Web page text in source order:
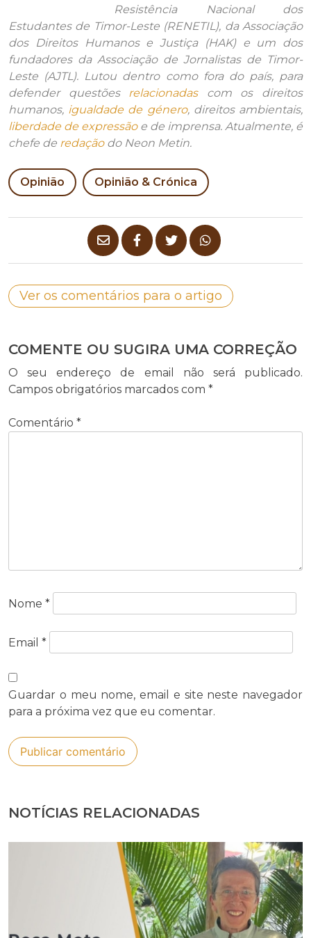
Resistência Nacional dos
Estudantes de Timor-Leste (RENETIL), da Associação
dos Direitos Humanos e Justiça (HAK) e um dos
fundadores da Associação de Jornalistas de Timor-
Leste (AJTL). Lutou dentro como fora do país, para
defender questões relacionadascom os direitos
humanos, igualdade de género, direitos ambientais,
liberdade de expressãoe de imprensa. Atualmente, é
chefe de redaçãodo Neon Metin.
Opinião Opinião & Crónica
Ver os comentários para o artigo
COMENTE OU SUGIRA UMA CORREÇÃO
O seu endereço de email não será publicado.
Campos obrigatórios marcados com *
Comentário *
Nome *
Email *
Guardar o meu nome, email e site neste navegador
para a próxima vez que eu comentar.
NOTÍCIAS RELACIONADAS